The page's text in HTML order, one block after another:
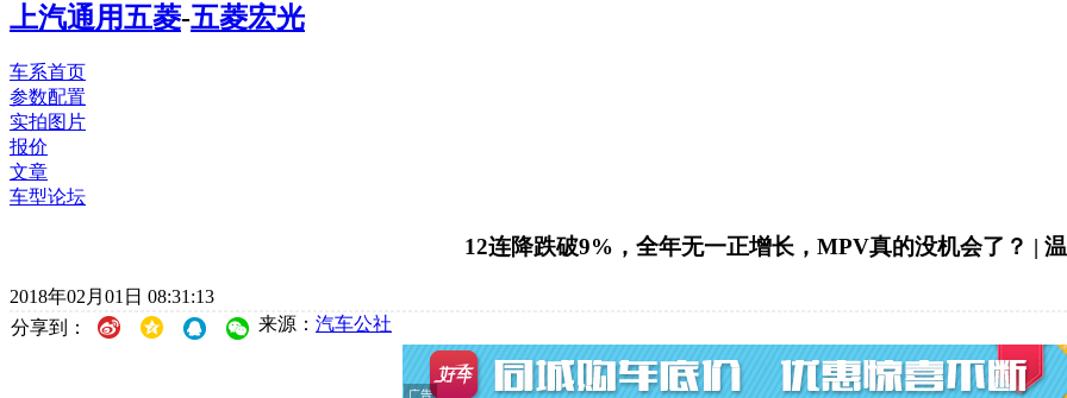
上汽通用五菱-五菱宏光
车系首页
参数配置
实拍图片
报价
文章
车型论坛
12连降跌破9%，全年无一正增长，MPV真的没机会了？ |
2018年02月01日 08:31:13
分享到：
来源： 汽车公社